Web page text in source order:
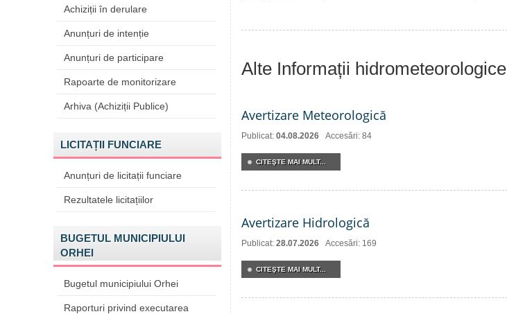
Achiziții în derulare
Anunțuri de intenție
Anunțuri de participare
Rapoarte de monitorizare
Arhiva (Achiziții Publice)
LICITAȚII FUNCIARE
Anunțuri de licitații funciare
Rezultatele licitațiilor
BUGETUL MUNICIPIULUI
ORHEI
Bugetul municipiului Orhei
Raporturi privind executarea
Alte Informații hidrometeorologice
Avertizare Meteorologică
Publicat: 04.08.2026 Accesări: 84
CITEŞTE MAI MULT...
Avertizare Hidrologică
Publicat: 28.07.2026 Accesări: 169
CITEŞTE MAI MULT...